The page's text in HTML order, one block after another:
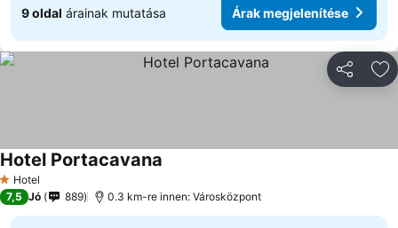
9 oldal árainak mutatása Árak megjelenítése
1 Kategória
Hotel
Hotel Portacavana
7,5 Jó 889 0.3 km-re innen: Városközpont